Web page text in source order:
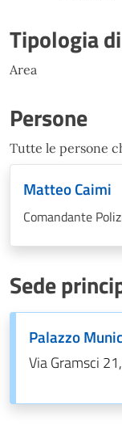
Tipologia
Area
Persone
Tutte le persone
Matteo Caimi
Comandante
Sede
Palazzo
Via Gramsci